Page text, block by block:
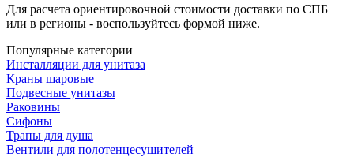
Для расчета ориентировочной стоимости доставки по СПБ
или в регионы - воспользуйтесь формой ниже.
Популярные категории
Инсталляции для унитаза
Краны шаровые
Подвесные унитазы
Раковины
Сифоны
Трапы для душа
Вентили для полотенцесушителей